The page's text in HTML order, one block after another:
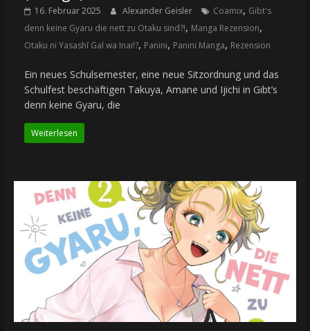
16. Februar 2025 Alexander Geisler Coamix, Gibt's
denn keine Gyaru die nett zu Otaku sind?!, Manga Rezension,
Otaku ni Yasashī Gal wa Inai!?, Panini, Panini Manga, Rezension
Ein neues Schulsemester, eine neue Sitzordnung und das
Schulfest beschäftigen Takuya, Amane und Ijichi in Gibt’s
denn keine Gyaru, die
Weiterlesen